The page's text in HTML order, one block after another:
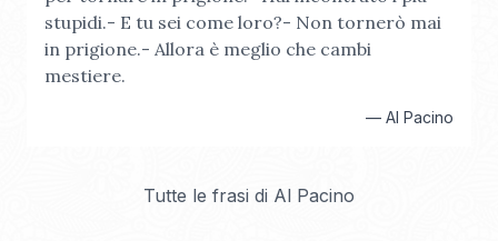
stupidi.- E tu sei come loro?- Non tornerò mai
in prigione.- Allora è meglio che cambi
mestiere.
— Al Pacino
Tutte le frasi di Al Pacino